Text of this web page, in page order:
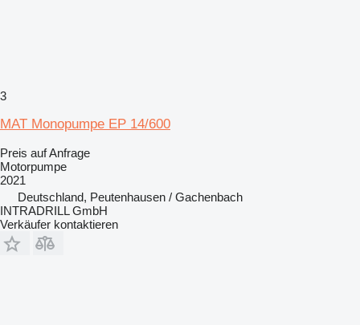
3
MAT Monopumpe EP 14/600
Preis auf Anfrage
Motorpumpe
2021
Deutschland, Peutenhausen / Gachenbach
INTRADRILL GmbH
Verkäufer kontaktieren